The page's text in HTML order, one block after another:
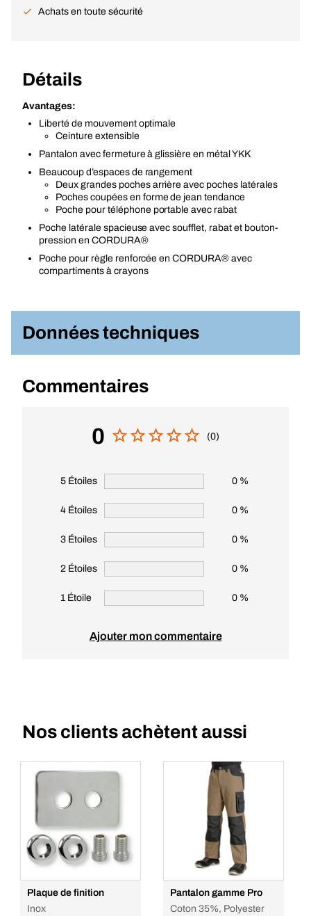
Achats en toute sécurité
Détails
Avantages:
Liberté de mouvement optimale
Ceinture extensible
Pantalon avec fermeture à glissière en métal YKK
Beaucoup d’espaces de rangement
Deux grandes poches arrière avec poches latérales
Poches coupées en forme de jean tendance
Poche pour téléphone portable avec rabat
Poche latérale spacieuse avec soufflet, rabat et bouton-
pression en CORDURA®
Poche pour règle renforcée en CORDURA® avec
compartiments à crayons
Données techniques
Commentaires
0 (0)
5 Étoiles 0 %
4 Étoiles 0 %
3 Étoiles 0 %
2 Étoiles 0 %
1 Étoile 0 %
Ajouter mon commentaire
Nos clients achètent aussi
Plaque de finition
Inox
Pantalon gamme Pro
Coton 35%, Polyester